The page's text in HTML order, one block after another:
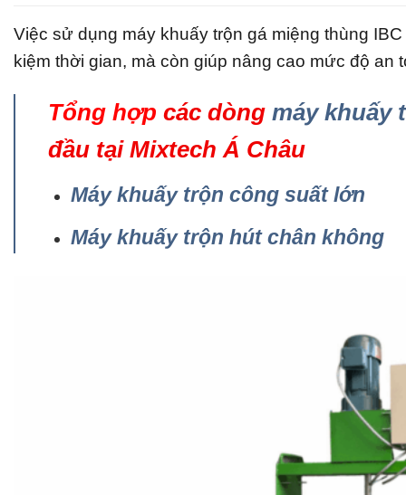
Việc sử dụng máy khuấy trộn gá miệng thùng
kiệm thời gian, mà còn giúp nâng cao mức độ
Tổng hợp các dòng máy khuấy
đầu tại Mixtech Á Châu
Máy khuấy trộn công suất lớn
Máy khuấy trộn hút chân không